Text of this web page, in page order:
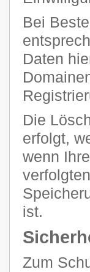
Bei
Daten
Die
erfolgt,
wenn
ist.
Zum